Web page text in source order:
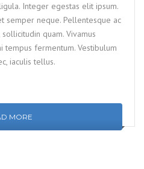
Integer egestas elit ipsum.
semper neque. Pellentesque ac
quam. Vivamus
fermentum. Vestibulum
iaculis tellus.
MORE